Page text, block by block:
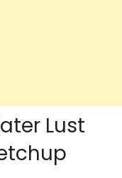
Lust